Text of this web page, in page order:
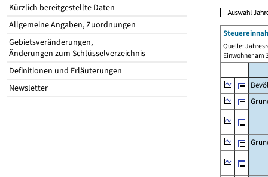
Kürzlich bereitgestellte Daten
Allgemeine Angaben, Zuordnungen
Gebietsveränderungen,
Änderungen zum Schlüsselverzeichnis
Definitionen und Erläuterungen
Newsletter
Quelle:
Einwohner am